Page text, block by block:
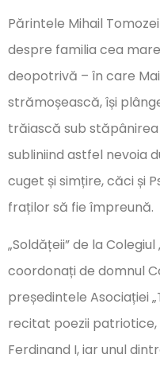
Părintele Mihail
despre familia cea
deopotrivă – în care
strămoșească, își
trăiască sub stăpânirea
subliniind astfel nevoia
cuget și simțire, căci și
fraților să fie împreună.
„Soldățeii” de la Colegiul
coordonați de domnul
președintele Asociației
recitat poezii
Ferdinand I, iar unul